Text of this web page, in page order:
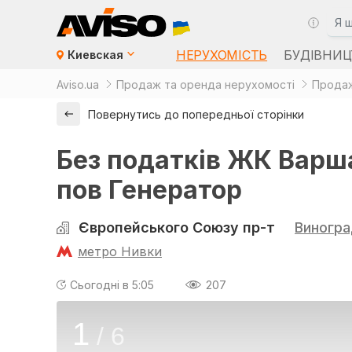
Киевская НЕРУХОМІСТЬ
Aviso.ua Продаж та оренда нерухомості
Повернутись до попередньої сторінки
Без податків ЖК
пов Генератор
Європейського Союзу пр-т
метро Нивки
Сьогодні в 5:05 207
1 / 6